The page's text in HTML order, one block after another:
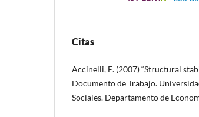
Citas
Accinelli, E. (2007) “Structural
Documento de Trabajo.
Sociales. Departamento de